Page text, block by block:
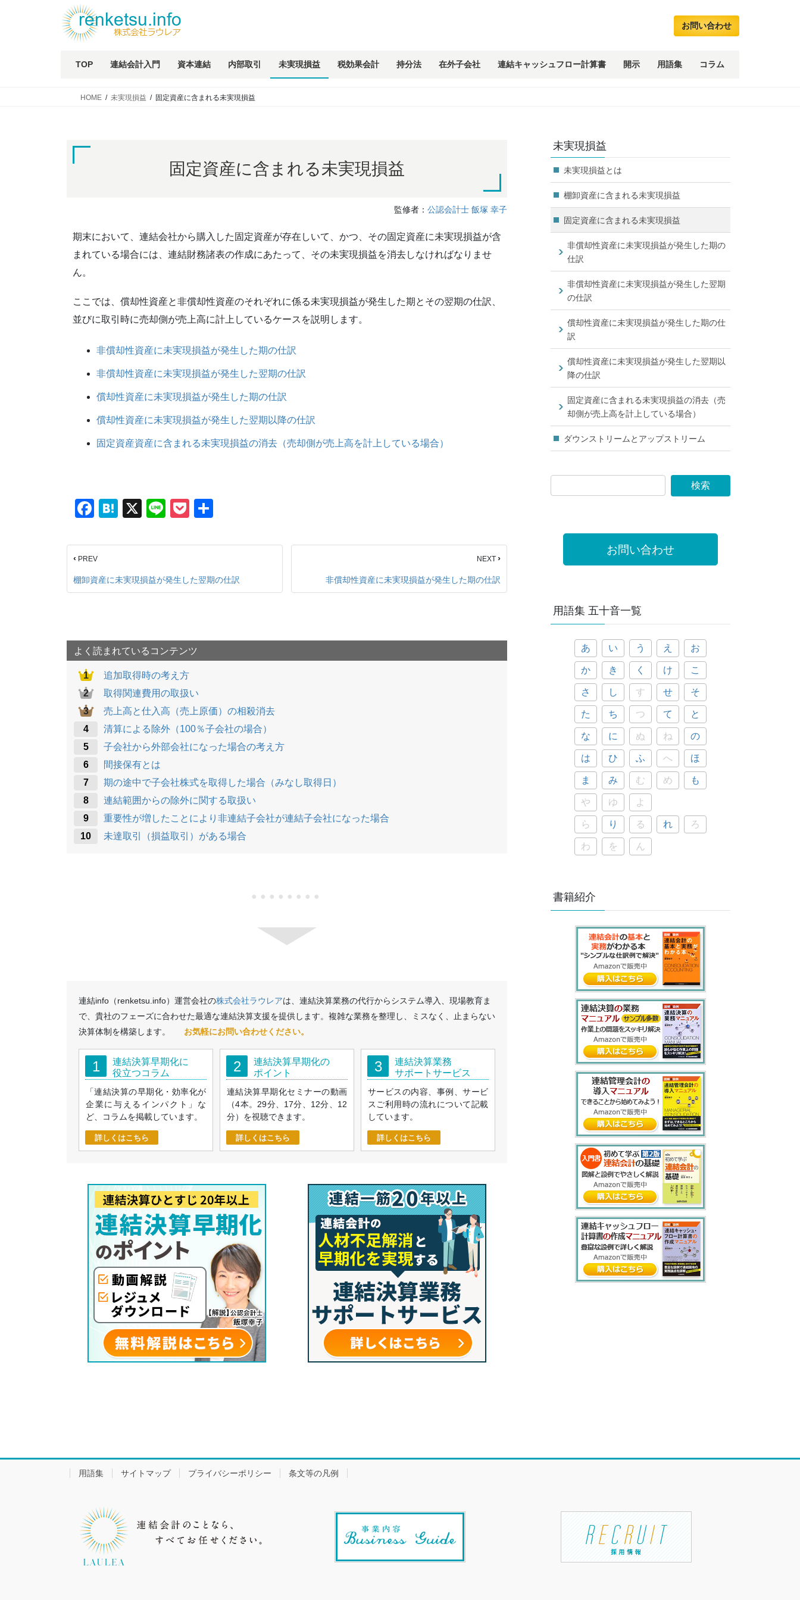
お問い合わせ
TOP 連結会計入門 資本連結 内部取引 未実現損益 税効果会計 持分法 在外子会社 連結キャッシュフロー計算書 開示 用語集 コラム
HOME 未実現損益 固定資産に含まれる未実現損益
固定資産に含まれる未実現損益
監修者： 公認会計士 飯塚 幸子
期末において、連結会社から購入した固定資産が存在しいて、かつ、その固定資産に未実現損益が含
まれている場合には、連結財務諸表の作成にあたって、その未実現損益を消去しなければなりませ
ん。
ここでは、償却性資産と非償却性資産のそれぞれに係る未実現損益が発生した期とその翌期の仕訳、
並びに取引時に売却側が売上高に計上しているケースを説明します。
非償却性資産に未実現損益が発生した期の仕訳
非償却性資産に未実現損益が発生した翌期の仕訳
償却性資産に未実現損益が発生した期の仕訳
償却性資産に未実現損益が発生した翌期以降の仕訳
固定資産資産に含まれる未実現損益の消去（売却側が売上高を計上している場合）
F
c
e
b
k
H
e
a
X
Li
e
P
ck
‹ PREV
棚卸資産に未実現損益が発生した翌期の仕訳
NEXT ›
非償却性資産に未実現損益が発生した期の仕訳
よく読まれているコンテンツ
追加取得時の考え方
取得関連費用の取扱い
売上高と仕入高（売上原価）の相殺消去
清算による除外（100％子会社の場合）
子会社から外部会社になった場合の考え方
間接保有とは
期の途中で子会社株式を取得した場合（みなし取得日）
連結範囲からの除外に関する取扱い
重要性が増したことにより非連結子会社が連結子会社になった場合
未達取引（損益取引）がある場合
●●●●●●●●
連結info（renketsu.info）運営会社の株式会社ラウレアは、連結決算業務の代行からシステム導入、現場教育ま
で、貴社のフェーズに合わせた最適な連結決算支援を提供します。複雑な業務を整理し、ミスなく、止まらない
決算体制を構築します。
お気軽にお問い合わせください。
1
連結決算早期化に
役立つコラム
「連結決算の早期化・効率化が
企業に与えるインパクト」な
ど、コラムを掲載しています。
詳しくはこちら
2
連結決算早期化の
ポイント
連結決算早期化セミナーの動画
（4本。29分、17分、12分、12
分）を視聴できます。
詳しくはこちら
3
連結決算業務
サポートサービス
サービスの内容、事例、サービ
スご利用時の流れについて記載
しています。
詳しくはこちら
未実現損益
未実現損益とは
棚卸資産に含まれる未実現損益
固定資産に含まれる未実現損益
非償却性資産に未実現損益が発生した期の
仕訳
非償却性資産に未実現損益が発生した翌期
の仕訳
償却性資産に未実現損益が発生した期の仕
訳
償却性資産に未実現損益が発生した翌期以
降の仕訳
固定資産に含まれる未実現損益の消去（売
却側が売上高を計上している場合）
ダウンストリームとアップストリーム
お問い合わせ
用語集 五十音一覧
あ い う え お
か き く け こ
さ し す せ そ
た ち つ て と
な に ぬ ね の
は ひ ふ へ ほ
ま み む め も
や ゆ よ
ら り る れ ろ
わ を ん
書籍紹介
用語集 サイトマップ プライバシーポリシー 条文等の凡例